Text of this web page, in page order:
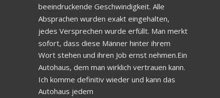
beeindruckende Geschwindigkeit. Alle
Absprachen wurden exakt eingehalten,
jedes Versprechen wurde erfüllt. Man merkt
sofort, dass diese Männer hinter ihrem
Wort stehen und ihren Job ernst nehmen.Ein
Autohaus, dem man wirklich vertrauen kann.
Ich komme definitiv wieder und kann das
Autohaus jedem